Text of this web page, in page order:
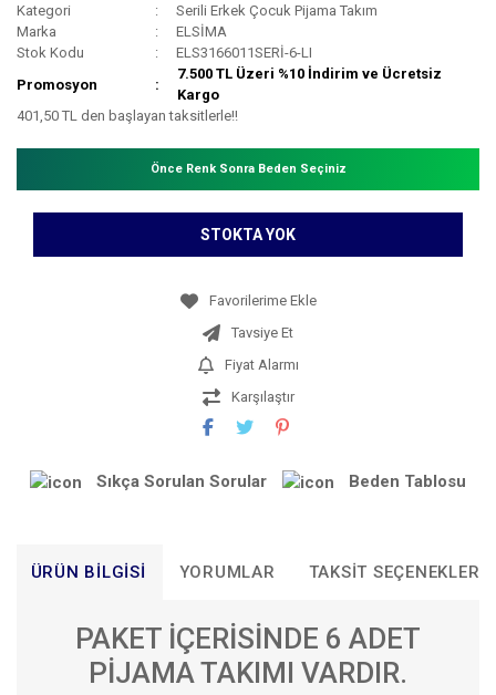
Kategori
Serili Erkek Çocuk Pijama Takım
Marka
ELSİMA
Stok Kodu
ELS3166011SERİ-6-LI
Promosyon
7.500 TL Üzeri %10 İndirim ve Ücretsiz
Kargo
401,50 TL den başlayan taksitlerle!!
Önce Renk Sonra Beden Seçiniz
STOKTA YOK
Tavsiye Et
Fiyat Alarmı
Karşılaştır
Sıkça Sorulan Sorular Beden Tablosu
ÜRÜN BILGISI YORUMLAR TAKSIT SEÇENEKLERI
PAKET İÇERİSİNDE 6 ADET
PİJAMA TAKIMI VARDIR.